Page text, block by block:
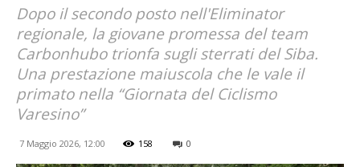
Dopo il secondo posto nell'Eliminator
regionale, la giovane promessa del team
Carbonhubo trionfa sugli sterrati del Siba.
Una prestazione maiuscola che le vale il
primato nella “Giornata del Ciclismo
Varesino”
7 Maggio 2026, 12:00 158 0